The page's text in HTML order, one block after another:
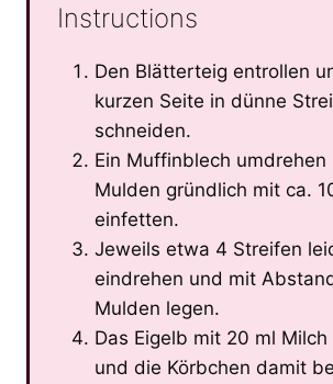
Instructions
Den Blätterteig entrollen
kurzen Seite in dünne
schneiden.
Ein Muffinblech umdrehen
Mulden gründlich mit ca.
einfetten.
Jeweils etwa 4 Streifen
eindrehen und mit
Mulden legen.
Das Eigelb mit 20 ml Milch
und die Körbchen damit